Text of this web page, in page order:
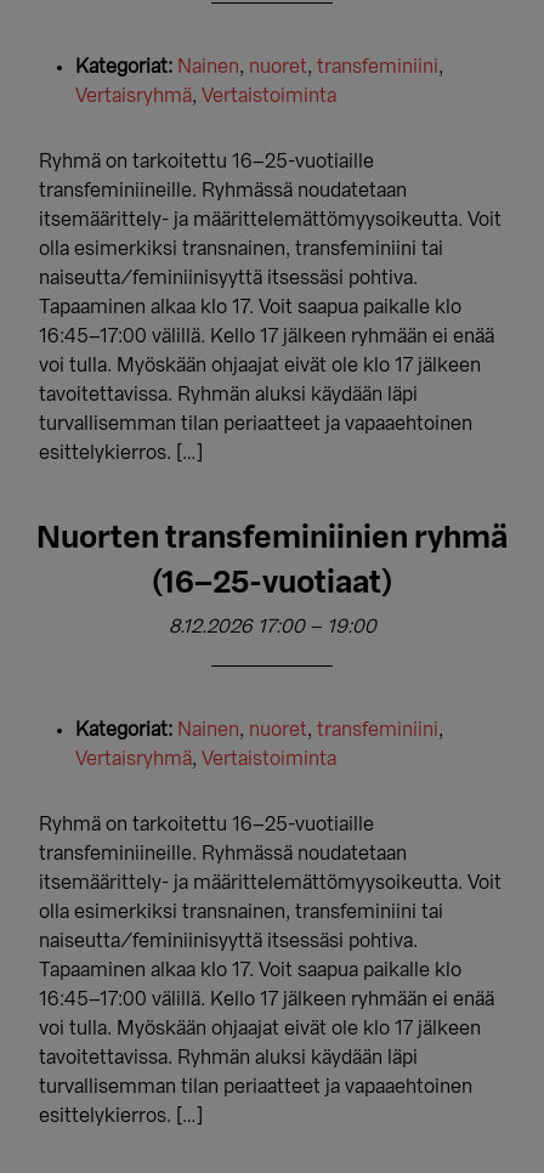
Kategoriat: Nainen, nuoret,transfeminiini,
Vertaisryhmä,Vertaistoiminta
Ryhmä on tarkoitettu 16–25-vuotiaille
transfeminiineille. Ryhmässä noudatetaan
itsemäärittely- ja määrittelemättömyysoikeutta. Voit
olla esimerkiksi transnainen, transfeminiini tai
naiseutta/feminiinisyyttä itsessäsi pohtiva.
Tapaaminen alkaa klo 17. Voit saapua paikalle klo
16:45–17:00 välillä. Kello 17 jälkeen ryhmään ei enää
voi tulla. Myöskään ohjaajat eivät ole klo 17 jälkeen
tavoitettavissa. Ryhmän aluksi käydään läpi
turvallisemman tilan periaatteet ja vapaaehtoinen
esittelykierros. […]
Nuorten transfeminiinien ryhmä
(16–25-vuotiaat)
8.12.2026 17:00– 19:00
Kategoriat: Nainen, nuoret,transfeminiini,
Vertaisryhmä,Vertaistoiminta
Ryhmä on tarkoitettu 16–25-vuotiaille
transfeminiineille. Ryhmässä noudatetaan
itsemäärittely- ja määrittelemättömyysoikeutta. Voit
olla esimerkiksi transnainen, transfeminiini tai
naiseutta/feminiinisyyttä itsessäsi pohtiva.
Tapaaminen alkaa klo 17. Voit saapua paikalle klo
16:45–17:00 välillä. Kello 17 jälkeen ryhmään ei enää
voi tulla. Myöskään ohjaajat eivät ole klo 17 jälkeen
tavoitettavissa. Ryhmän aluksi käydään läpi
turvallisemman tilan periaatteet ja vapaaehtoinen
esittelykierros. […]